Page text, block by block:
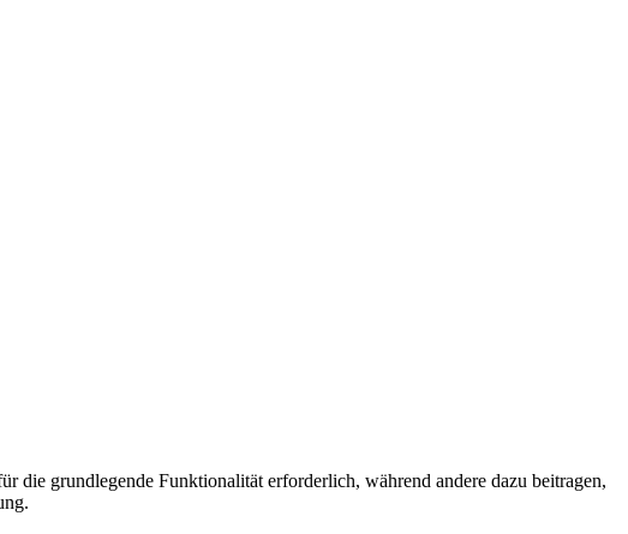
die grundlegende Funktionalität erforderlich, während andere dazu beitragen,